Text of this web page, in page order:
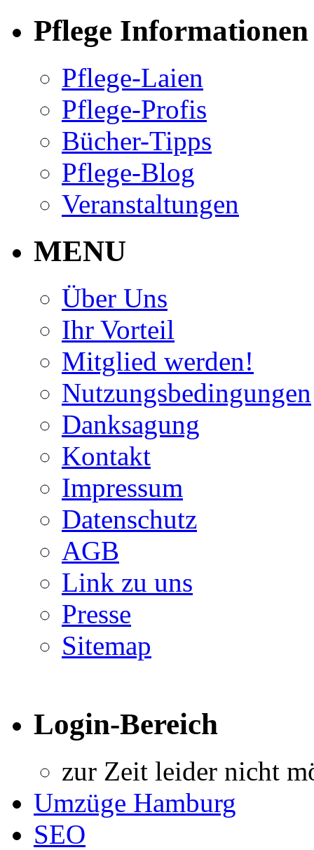
Pflege Informationen
Pflege-Laien
Pflege-Profis
Bücher-Tipps
Pflege-Blog
Veranstaltungen
MENU
Über Uns
Ihr Vorteil
Mitglied werden!
Nutzungsbedingungen
Danksagung
Kontakt
Impressum
Datenschutz
AGB
Link zu uns
Presse
Sitemap
Login-Bereich
zur Zeit leider nicht
Umzüge Hamburg
SEO